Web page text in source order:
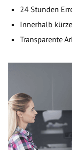
24 Stunden
Innerhalb
Transparente